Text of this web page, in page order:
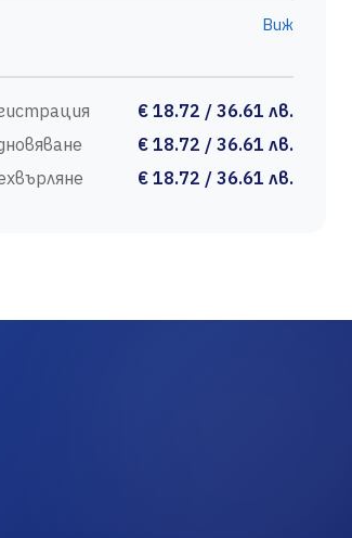
Виж
€ 18.72 / 36.61 лв.
€ 18.72 / 36.61 лв.
€ 18.72 / 36.61 лв.